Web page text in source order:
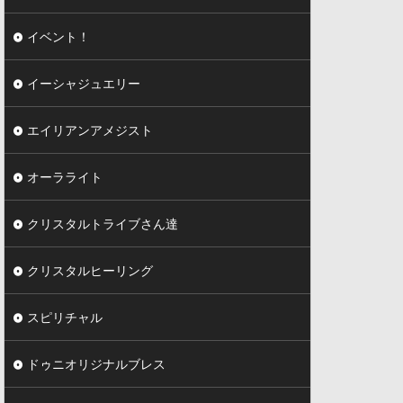
イベント！
イーシャジュエリー
エイリアンアメジスト
オーラライト
クリスタルトライブさん達
クリスタルヒーリング
スピリチャル
ドゥニオリジナルブレス